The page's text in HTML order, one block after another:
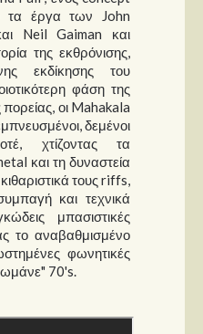
τα έργα των John
Neil Gaiman και
της εκθρόνισης,
εκδίκησης του
φάση της
πορείας, οι Mahakala
δεμένοι
χτίζοντας τα
και τη δυναστεία
τους riffs,
και τεχνικά
μπασιστικές
το αναβαθμισμένο
φωνητικές
70's.